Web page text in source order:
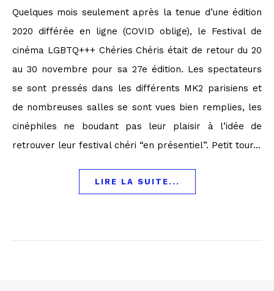
Quelques mois seulement après la tenue d’une édition
2020 différée en ligne (COVID oblige), le Festival de
cinéma LGBTQ+++ Chéries Chéris était de retour du 20
au 30 novembre pour sa 27e édition. Les spectateurs
se sont pressés dans les différents MK2 parisiens et
de nombreuses salles se sont vues bien remplies, les
cinéphiles ne boudant pas leur plaisir à l’idée de
retrouver leur festival chéri “en présentiel”. Petit tour…
LIRE LA SUITE...